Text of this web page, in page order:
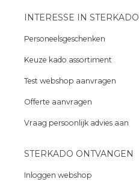
INTERESSE IN STERKADO
Personeelsgeschenken
Keuze kado assortiment
Test webshop aanvragen
Offerte aanvragen
Vraag persoonlijk advies aan
STERKADO ONTVANGEN
Inloggen webshop